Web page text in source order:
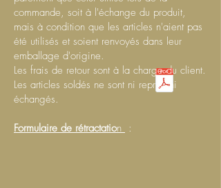
commande, soit à l'échange du produit,
mais à condition que les articles n'aient pas
été utilisés et soient renvoyés dans leur
emballage d'origine.
Les frais de retour sont à la charge du client.
Les articles soldés ne sont ni repris, ni
échangés.
Formulaire de rétractation :